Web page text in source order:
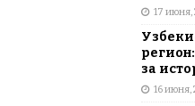
17 июня,
за
16 июня,